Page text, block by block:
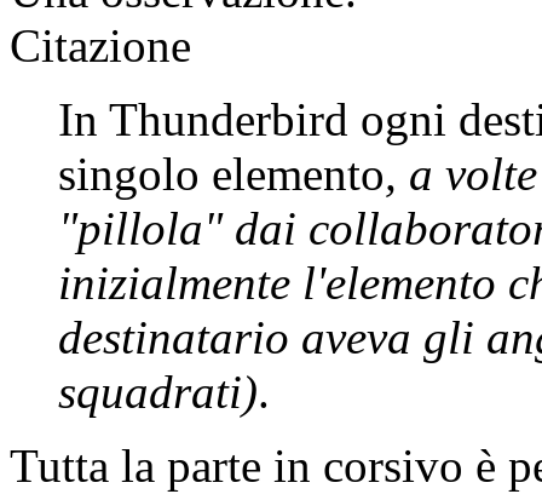
Citazione
In Thunderbird ogni
singolo elemento, a
"pillola" dai
inizialmente l'elemento
destinatario aveva gli
squadrati).
Tutta la parte in corsivo è